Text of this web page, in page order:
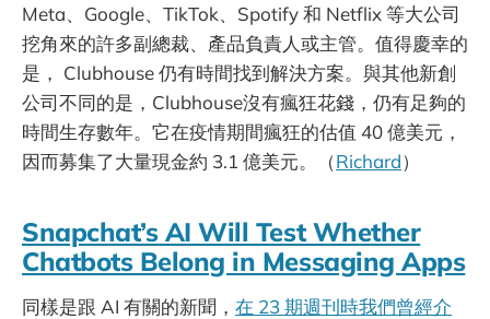
Meta、Google、TikTok、Spotify 和 Netflix 等大公司
挖角來的許多副總裁、產品負責人或主管。值得慶幸的
是， Clubhouse 仍有時間找到解決方案。與其他新創
公司不同的是，Clubhouse沒有瘋狂花錢，仍有足夠的
時間生存數年。它在疫情期間瘋狂的估值 40 億美元，
因而募集了大量現金約 3.1 億美元。（Richard）
Snapchat’s AI Will Test Whether
Chatbots Belong in Messaging Apps
同樣是跟 AI 有關的新聞， 在 23 期週刊時我們曾經介